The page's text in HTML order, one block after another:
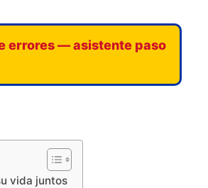
errores — asistente paso
vida juntos